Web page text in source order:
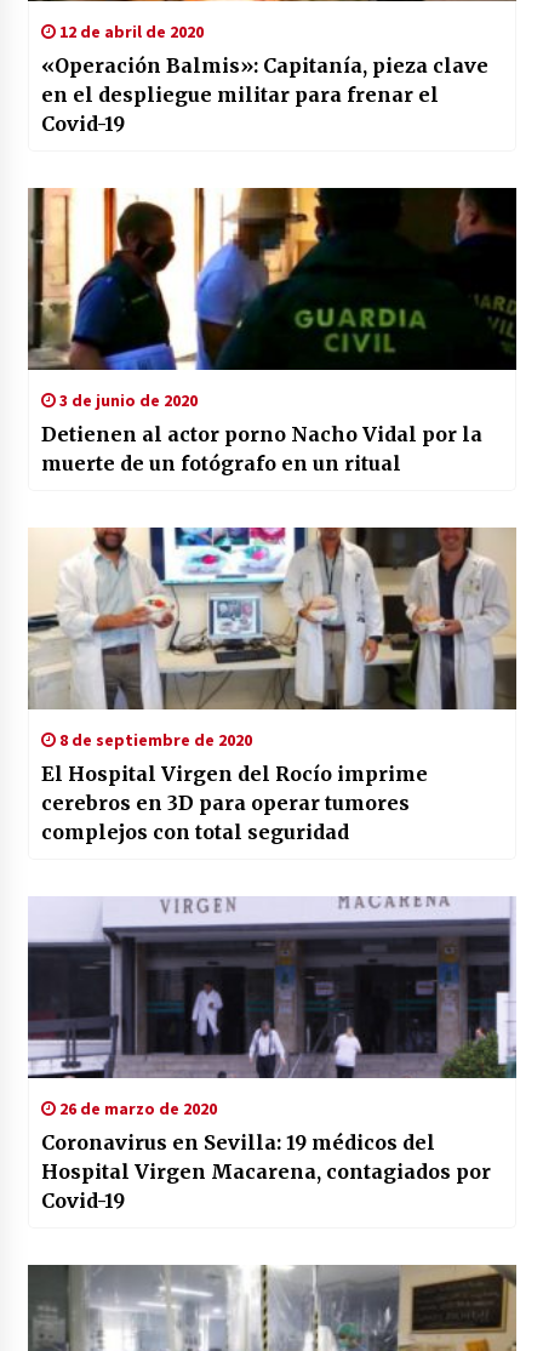
12 de abril de 2020
«Operación Balmis»: Capitanía, pieza clave
en el despliegue militar para frenar el
Covid-19
3 de junio de 2020
Detienen al actor porno Nacho Vidal por la
muerte de un fotógrafo en un ritual
8 de septiembre de 2020
El Hospital Virgen del Rocío imprime
cerebros en 3D para operar tumores
complejos con total seguridad
26 de marzo de 2020
Coronavirus en Sevilla: 19 médicos del
Hospital Virgen Macarena, contagiados por
Covid-19